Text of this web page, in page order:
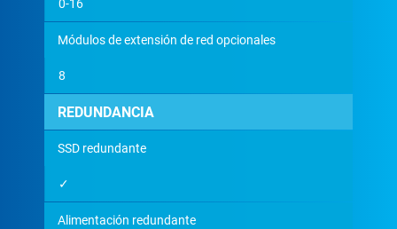
0-16
Módulos de extensión de red opcionales
8
REDUNDANCIA
SSD redundante
✓
Alimentación redundante